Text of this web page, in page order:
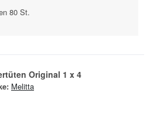
80 St.
Original 1 x 4
Melitta